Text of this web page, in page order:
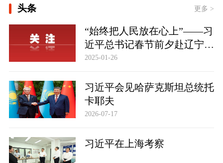
头条 更多 >
“始终把人民放在心上”——习
近平总书记春节前夕赴辽宁看
望慰问基层干部群众纪实
2025-01-26
习近平会见哈萨克斯坦总统托
卡耶夫
2026-07-17
习近平在上海考察